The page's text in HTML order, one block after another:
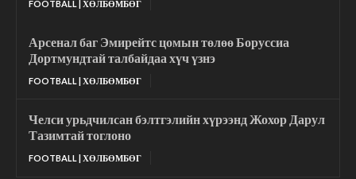
FOOTBALL | ХӨЛБӨМБӨГ
Арсенал баг Эмирейтс цомын төлөө Боруссиа
Дортмундтай талбайдаа хүч үзнэ
FOOTBALL | ХӨЛБӨМБӨГ
Челси урьдчилсан бэлтгэлийн хүрээнд Жохор Дарул
Тазимтай тоглоно
FOOTBALL | ХӨЛБӨМБӨГ